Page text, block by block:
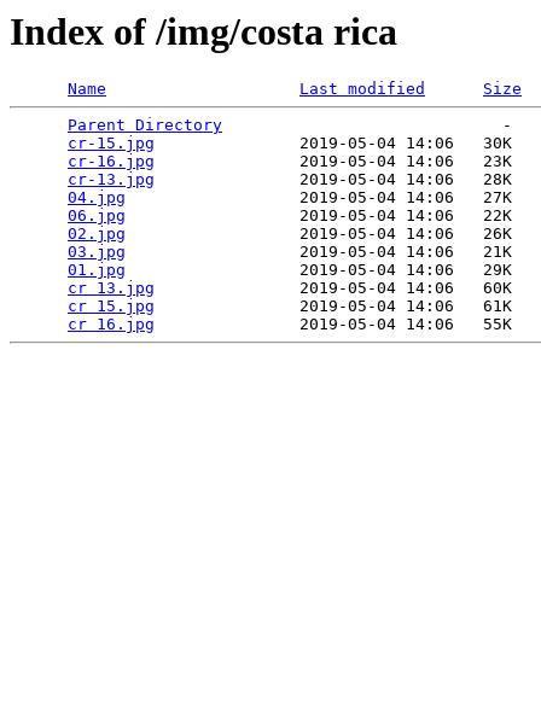
Index of /img/costa rica
Name Last modified
Size
Parent Directory
                             -
cr-15.jpg
               2019-05-04 14:06   30K
cr-16.jpg
               2019-05-04 14:06   23K
cr-13.jpg
               2019-05-04 14:06   28K
04.jpg
                  2019-05-04 14:06   27K
06.jpg
                  2019-05-04 14:06   22K
02.jpg
                  2019-05-04 14:06   26K
03.jpg
                  2019-05-04 14:06   21K
01.jpg
                  2019-05-04 14:06   29K
cr 13.jpg
               2019-05-04 14:06   60K
cr 15.jpg
               2019-05-04 14:06   61K
cr 16.jpg